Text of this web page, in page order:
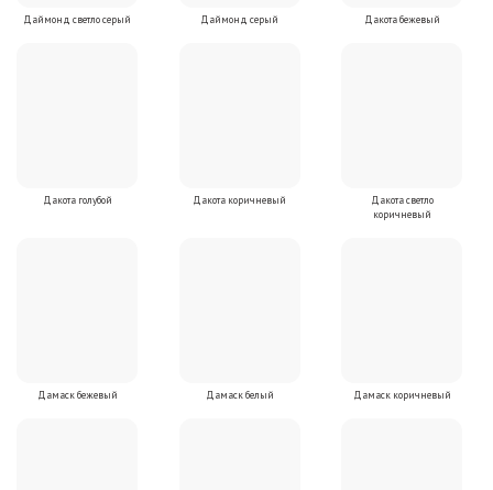
Даймонд светло серый Даймонд серый Дакота бежевый
Дакота голубой Дакота коричневый
Дакота светло
коричневый
Дамаск бежевый Дамаск белый Дамаск коричневый